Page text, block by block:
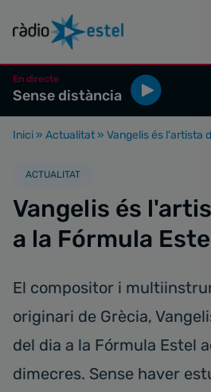
En directe
Sense distància
Inici » Actualitat » Vangelis és l'artista
ACTUALITAT
Vangelis és
a la Fórmula
El compositor i
originari de Grècia,
del dia a la Fórmula Estel
dimecres. Sense haver